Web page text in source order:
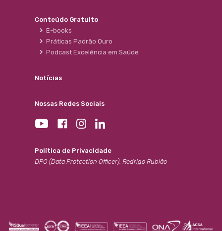
Conteúdo Gratuito
E-books
Práticas Padrão Ouro
Podcast Excelência em Saúde
Notícias
Nossas Redes Sociais
Política de Privacidade
DPO (Data Protection Officer): Rodrigo Rubião